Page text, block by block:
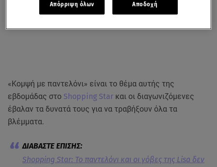
«Κομψή με παντελόνι» είναι το θέμα αυτής της
εβδομάδας στο Shopping Star και οι διαγωνιζόμενες
έβαλαν τα δυνατά τους για να τραβήξουν όλα τα
βλέμματα.
Shopping Star: To παντελόνι και οι γόβες της Lisa δεν
Απόρριψη όλων Αποδοχή